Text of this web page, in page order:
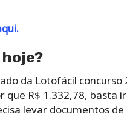
da Lotofácil concurso
R$ 1.332,78, basta
levar documentos